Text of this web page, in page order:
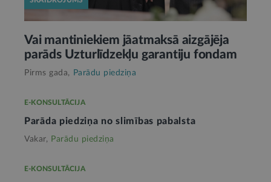
Vai mantiniekiem jāatmaksā aizgājēja
parāds Uzturlīdzekļu garantiju fondam
Pirms gada, Parādu piedziņa
E-KONSULTĀCIJA
Parāda piedziņa no slimības pabalsta
Vakar, Parādu piedziņa
E-KONSULTĀCIJA